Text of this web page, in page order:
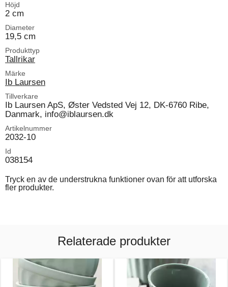
Höjd
2 cm
Diameter
19,5 cm
Produkttyp
Tallrikar
Märke
Ib Laursen
Tillverkare
Ib Laursen ApS, Øster Vedsted Vej 12, DK-6760 Ribe,
Danmark, info@iblaursen.dk
Artikelnummer
2032-10
Id
038154
Tryck en av de understrukna funktioner ovan för att utforska
fler produkter.
Relaterade produkter